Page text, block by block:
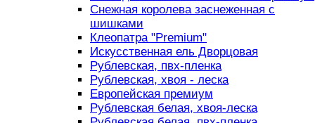
Снежная королева заснеженная с
шишками
Клеопатра "Premium"
Искусственная ель Дворцовая
Рублевская, пвх-пленка
Рублевская, хвоя - леска
Европейская премиум
Рублевская белая, хвоя-леска